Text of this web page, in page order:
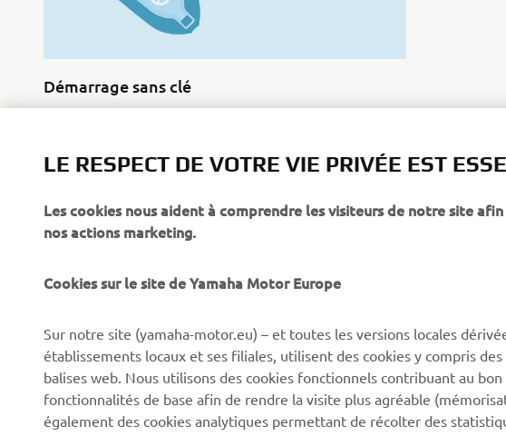
Démarrage sans clé
CORPORATE
Découvrez Yamaha
Événements
BUSINESS
Systèmes pour vélos
électriques (VAE) Yamaha
Terrains de golf
MyYamaha
Yamaha Music
Yamaha
LE RESPECT DE VOTRE VIE PRIVÉE EST
Les cookies nous aident à comprendre les visiteurs de notre site
nos actions marketing.
Cookies sur le site de Yamaha Motor Europe
Sur notre site (yamaha-motor.eu) – et toutes les versions locales
établissements locaux et ses filiales, utilisent des cookies y compris
balises web. Nous utilisons des cookies fonctionnels contribuant au
fonctionnalités de base afin de rendre la visite plus agréable
également des cookies analytiques permettant de récolter des